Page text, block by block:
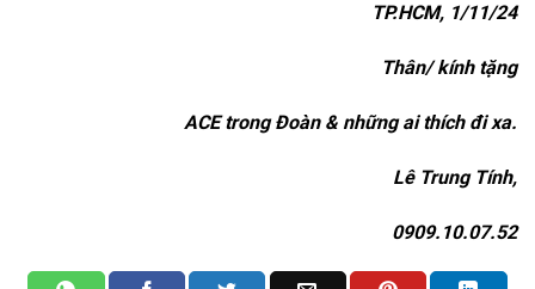
TP.HCM, 1/11/24
Thân/ kính tặng
ACE trong Đoàn & những ai thích đi xa.
Lê Trung Tính,
0909.10.07.52